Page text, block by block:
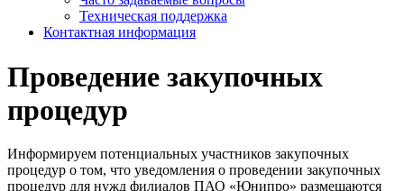
Техническая поддержка
Контактная информация
Проведение закупочных
процедур
Информируем потенциальных участников закупочных
процедур о том, что уведомления о проведении закупочных
процедур для нужд филиалов ПАО «Юнипро» размещаются